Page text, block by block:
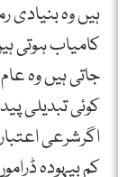
ہیں وہ بنیادی
کامیاب ہوتی
جاتی ہیں وہ
کوئی تبدیلی
اگرشرعی
کم بیہودہ